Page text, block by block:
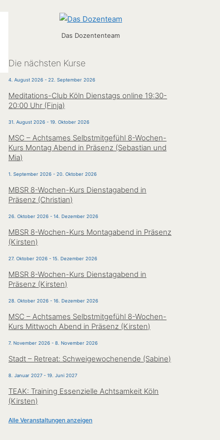
Das Dozententeam
Die nächsten Kurse
4. August 2026 -22. September 2026
Meditations-Club Köln Dienstags online 19:30-
20:00 Uhr (Finja)
31. August 2026 -19. Oktober 2026
MSC – Achtsames Selbstmitgefühl 8-Wochen-
Kurs Montag Abend in Präsenz (Sebastian und
Mia)
1. September 2026 -20. Oktober 2026
MBSR 8-Wochen-Kurs Dienstagabend in
Präsenz (Christian)
26. Oktober 2026 -14. Dezember 2026
MBSR 8-Wochen-Kurs Montagabend in Präsenz
(Kirsten)
27. Oktober 2026 -15. Dezember 2026
MBSR 8-Wochen-Kurs Dienstagabend in
Präsenz (Kirsten)
28. Oktober 2026 -16. Dezember 2026
MSC – Achtsames Selbstmitgefühl 8-Wochen-
Kurs Mittwoch Abend in Präsenz (Kirsten)
7. November 2026 -8. November 2026
Stadt – Retreat: Schweigewochenende (Sabine)
8. Januar 2027 -19. Juni 2027
TEAK: Training Essenzielle Achtsamkeit Köln
(Kirsten)